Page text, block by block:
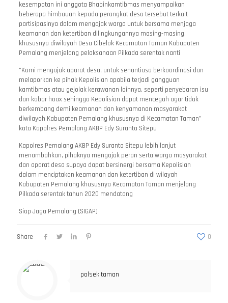
kesempatan ini anggota Bhabinkamtibmas menyampaikan
beberapa himbauan kepada perangkat desa tersebut terkait
partisipasinya dalam mengajak warga untuk bersama menjaga
keamanan dan ketertiban dilingkungannya masing-masing,
khususnya diwilayah Desa Cibelok Kecamatan Taman Kabupaten
Pemalang menjelang pelaksanaan Pilkada serentak nanti
“Kami mengajak aparat desa, untuk senantiasa berkoordinasi dan
melaporkan ke pihak Kepolisian apabila terjadi gangguan
kamtibmas atau gejolak kerawanan lainnya, seperti penyebaran isu
dan kabar hoax sehingga Kepolisian dapat mencegah agar tidak
berkembang demi keamanan dan kenyamanan masyarakat
diwilayah Kabupaten Pemalang khususnya di Kecamatan Taman”
kata Kapolres Pemalang AKBP Edy Suranta Sitepu
Kapolres Pemalang AKBP Edy Suranta Sitepu lebih lanjut
menambahkan, pihaknya mengajak peran serta warga masyarakat
dan aparat desa supaya dapat bersinergi bersama Kepolisian
dalam menciptakan keamanan dan ketertiban di wilayah
Kabupaten Pemalang khususnya Kecamatan Taman menjelang
Pilkada serentak tahun 2020 mendatang
Siap Jaga Pemalang (SIGAP)
Share 0
polsek taman